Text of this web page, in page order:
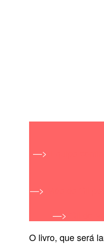
—>
—>
—>
O livro, que será